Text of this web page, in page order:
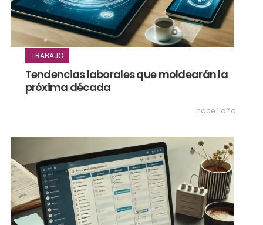
TRABAJO
Tendencias laborales que moldearán la
próxima década
hace 1 año